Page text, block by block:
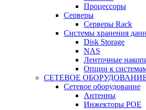
Процессоры
Серверы
Серверы Rack
Системы хранения
Disk Storage
NAS
Ленточные
Опции к
СЕТЕВОЕ
Cетевое оборудование
Антенны
Инжекторы POE